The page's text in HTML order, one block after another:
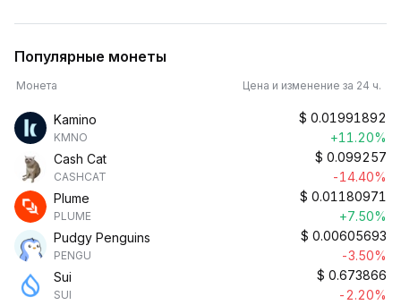
Популярные монеты
Монета Цена и изменение за 24 ч.
Kamino
KMNO
$ 0.01991892
+11.20%
Cash Cat
CASHCAT
$ 0.099257
-14.40%
Plume
PLUME
$ 0.01180971
+7.50%
Pudgy Penguins
PENGU
$ 0.00605693
-3.50%
Sui
SUI
$ 0.673866
-2.20%